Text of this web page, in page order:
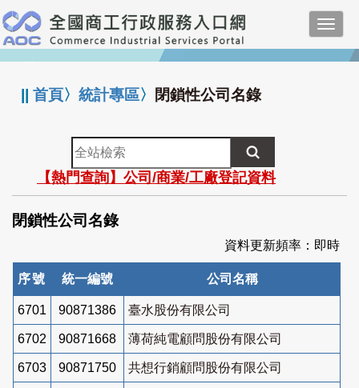
跳
到
主
要
:::
||首頁〉統計專區〉 閉鎖性公司名錄
全
站
檢
索
【熱門查詢】公司/商業/工廠登記資料
閉鎖性公司名錄
資料更新頻率：即時
序號 統一編號 公司名稱
6701 90871386 臺水股份有限公司
6702 90871668 薄荷純電顧問股份有限公司
6703 90871750 共想行銷顧問股份有限公司